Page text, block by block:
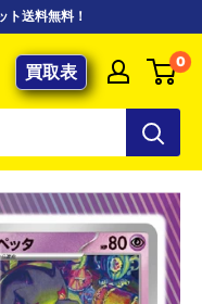
送料無料！
買取表 0